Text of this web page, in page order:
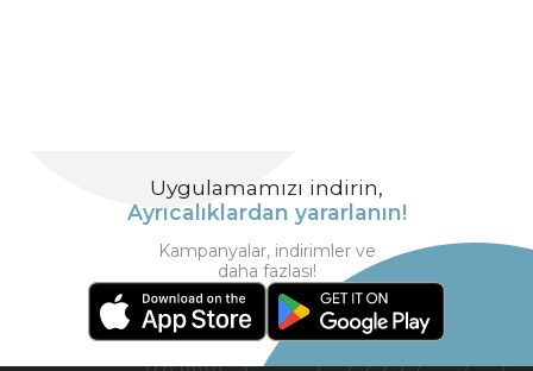
Uygulamamızı indirin,
Ayrıcalıklardan yararlanın!
Kampanyalar, indirimler ve
daha fazlası!